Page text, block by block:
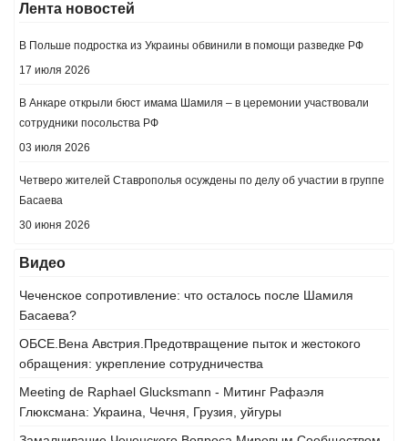
Лента новостей
В Польше подростка из Украины обвинили в помощи разведке РФ
17 июля 2026
В Анкаре открыли бюст имама Шамиля – в церемонии участвовали
сотрудники посольства РФ
03 июля 2026
Четверо жителей Ставрополья осуждены по делу об участии в группе
Басаева
30 июня 2026
Видео
Чеченское сопротивление: что осталось после Шамиля
Басаева?
ОБСЕ.Вена Австрия.Предотвращение пыток и жестокого
обращения: укрепление сотрудничества
Meeting de Raphael Glucksmann - Митинг Рафаэля
Глюксмана: Украина, Чечня, Грузия, уйгуры